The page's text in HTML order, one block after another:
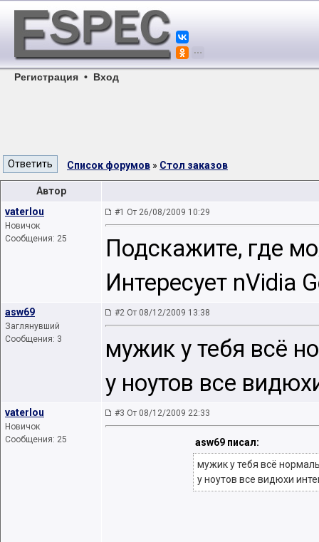
Регистрация • Вход
Список форумов » Стол заказов
Автор
vaterlou
Новичок
Сообщения: 25
#1 От 26/08/2009 10:29
Подскажите, где
Интересует nVidia
asw69
Заглянувший
Сообщения: 3
#2 От 08/12/2009 13:38
мужик у тебя всё
у ноутов все
vaterlou
Новичок
Сообщения: 25
#3 От 08/12/2009 22:33
asw69 писал:
мужик у тебя всё
у ноутов все видюхи